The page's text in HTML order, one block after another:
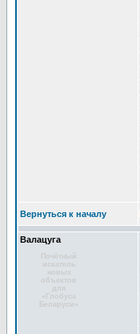
Вернуться к началу
Валацуга
Почётный
искатель
новых
объектов
для
«Глобуса
Беларуси»